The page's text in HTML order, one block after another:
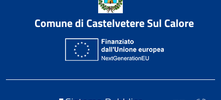
Comune di Castelvetere Sul Calore